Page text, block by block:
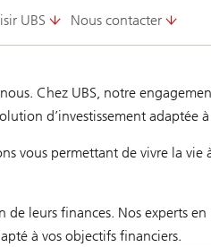
UBS Nous contacter
Chez UBS, notre
d’investissement adaptée à
vous permettant de vivre la vie
de leurs finances. Nos experts
à vos objectifs financiers.